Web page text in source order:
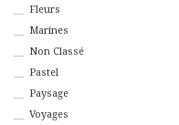
Fleurs
Marines
Non Classé
Pastel
Paysage
Voyages